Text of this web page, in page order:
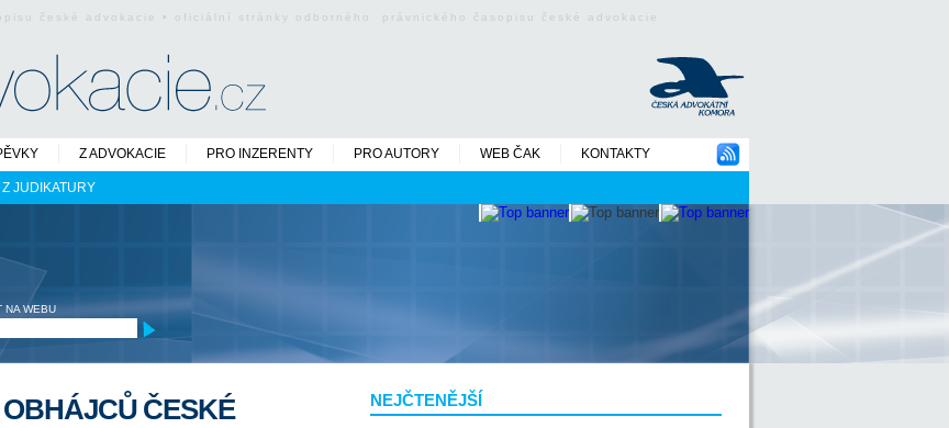
české advokacie • oficiální stránky odborného právnického časopisu české advokacie
Z JUDIKATURY
Z ADVOKACIE PRO INZERENTY PRO AUTORY WEB ČAK KONTAKTY
NA WEBU
NEJČTENĚJŠÍ
ČESKÉ